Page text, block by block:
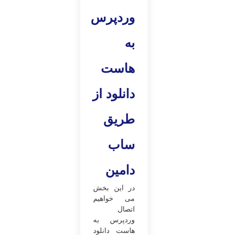
وردپرس
به
هاست
دانلود از
طریق
ساب
دامین
در این بخش
می ‌خواهیم
اتصال
وردپرس به
هاست دانلود